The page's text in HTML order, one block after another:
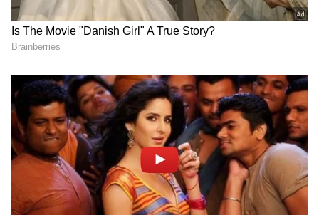
5
Image Credit :Pinterest
வண்டி துருப்பிடிக்காம இருக்க :
வண்டியை வாட்டர் வாஷ் பண்ணும்
போதோ அல்லது மழையில் நனையும்